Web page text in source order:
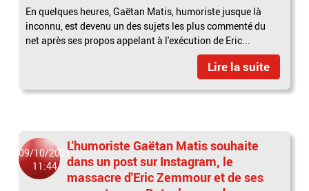
En quelques heures, Gaëtan Matis, humoriste jusque là
inconnu, est devenu un des sujets les plus commenté du
net après ses propos appelant à l'exécution de Eric...
Lire la suite
09/10/2021
11:44
L'humoriste Gaëtan Matis souhaite
dans un post sur Instagram, le
massacre d'Eric Zemmour et de ses